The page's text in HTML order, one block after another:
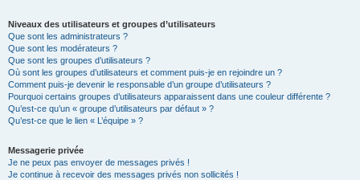
Niveaux des utilisateurs et groupes d’utilisateurs
Que sont les administrateurs ?
Que sont les modérateurs ?
Que sont les groupes d’utilisateurs ?
Où sont les groupes d’utilisateurs et comment puis-je en rejoindre un ?
Comment puis-je devenir le responsable d’un groupe d’utilisateurs ?
Pourquoi certains groupes d’utilisateurs apparaissent dans une couleur différente ?
Qu’est-ce qu’un « groupe d’utilisateurs par défaut » ?
Qu’est-ce que le lien « L’équipe » ?
Messagerie privée
Je ne peux pas envoyer de messages privés !
Je continue à recevoir des messages privés non sollicités !